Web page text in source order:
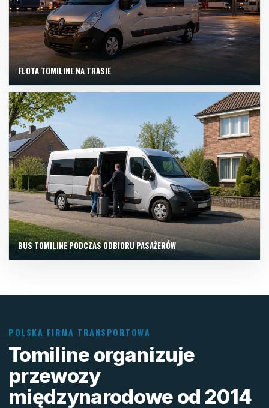
FLOTA TOMILINE NA TRASIE
BUS TOMILINE PODCZAS ODBIORU PASAŻERÓW
POLSKA FIRMA TRANSPORTOWA
Tomiline organizuje
przewozy
międzynarodowe od 2014